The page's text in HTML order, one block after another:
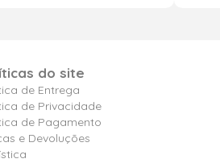
do site
de Entrega
de Privacidade
de Pagamento
e Devoluções